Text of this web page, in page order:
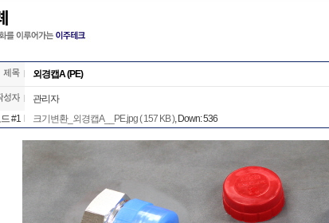
외경캡A (PE)
관리자
#1
크기변환_외경캡A__PE.jpg ( 157 KB ), Down: 536